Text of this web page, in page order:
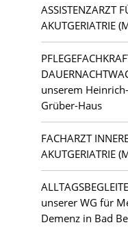
Zehlendorf
ASSISTENZARZT
AKUTGERIATRIE
unserem
Grüber-Haus
FACHARZT
AKUTGERIATRIE
unserer WG für
Demenz in Bad